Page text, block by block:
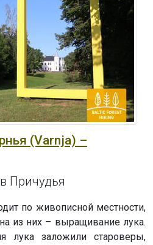
(Varnja) –
Причудья
по живописной местности,
из них – выращивание лука.
лука заложили староверы,